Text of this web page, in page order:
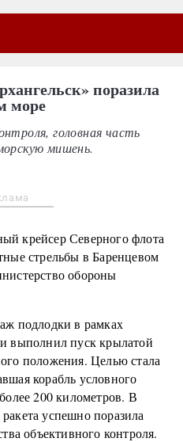
поразила
море
головная часть
мишень.
крейсер Северного флота
стрельбы в Баренцевом
обороны
подлодки в рамках
выполнил пуск крылатой
положения. Целью стала
корабль условного
200 километров. В
успешно поразила
объективного контроля.